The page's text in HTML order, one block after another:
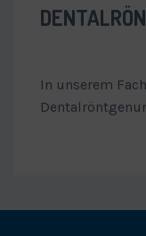
In unserem